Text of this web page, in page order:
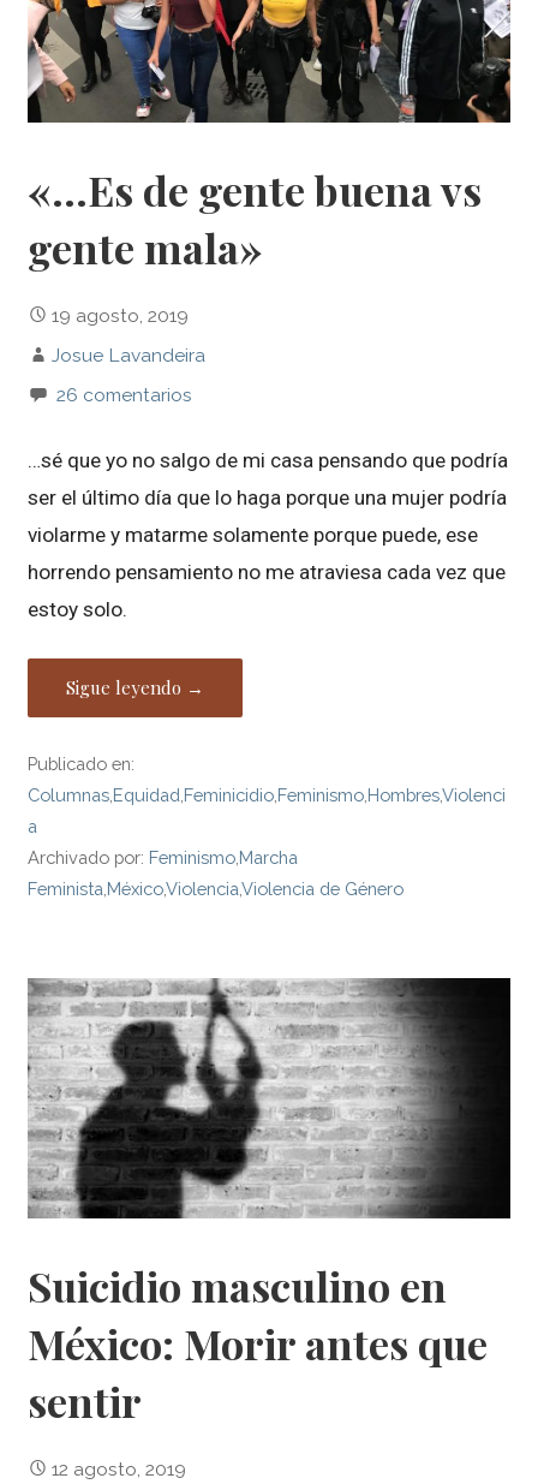
«…Es de gente buena vs
gente mala»
19 agosto, 2019
Josue Lavandeira
26 comentarios
…sé que yo no salgo de mi casa pensando que podría
ser el último día que lo haga porque una mujer podría
violarme y matarme solamente porque puede, ese
horrendo pensamiento no me atraviesa cada vez que
estoy solo.
Sigue leyendo →
Publicado en:
Columnas Equidad Feminicidio Feminismo Hombres,Violenci
a
Archivado por: Feminismo Marcha
Feminista México,Violencia,Violencia de Género
Suicidio masculino en
México: Morir antes que
sentir
12 agosto, 2019